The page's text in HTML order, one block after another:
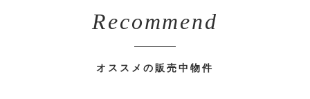
Recommend
オススメの販売中物件